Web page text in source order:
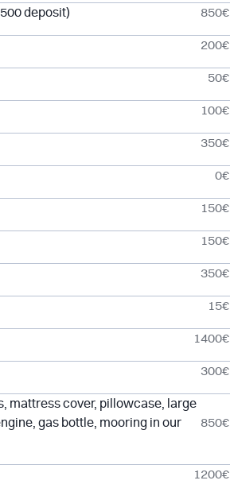
deposit) 850€
200€
50€
100€
350€
0€
150€
150€
350€
15€
1400€
300€
mattress cover, pillowcase, large
gas bottle, mooring in our
850€
1200€